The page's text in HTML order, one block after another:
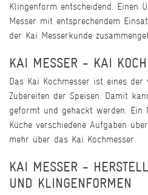
Klingenform entscheidend. Einen
Messer mit entsprechendem
der Kai Messerkunde
KAI MESSER - KAI
Das Kai Kochmesser ist eines
Zubereiten der Speisen. Damit
geformt und gehackt werden.
Küche verschiedene Aufgaben
mehr über das Kai Kochmesser.
KAI MESSER -
UND KLINGENFORMEN